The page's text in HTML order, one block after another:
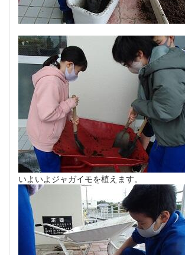
いよいよジャガイモを植えます。